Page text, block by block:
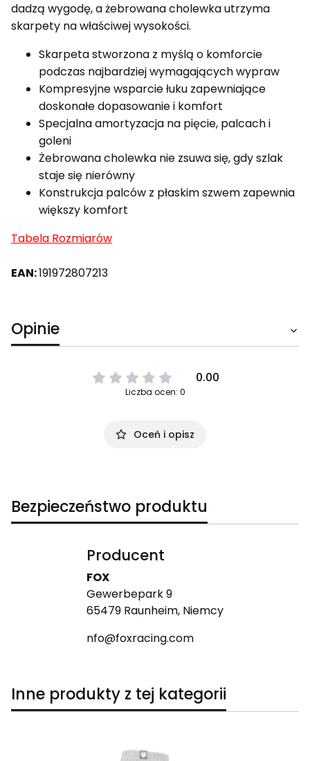
dadzą wygodę, a żebrowana cholewka utrzyma
skarpety na właściwej wysokości.
Skarpeta stworzona z myślą o komforcie
podczas najbardziej wymagających wypraw
Kompresyjne wsparcie łuku zapewniające
doskonałe dopasowanie i komfort
Specjalna amortyzacja na pięcie, palcach i
goleni
Żebrowana cholewka nie zsuwa się, gdy szlak
staje się nierówny
Konstrukcja palców z płaskim szwem zapewnia
większy komfort
Tabela Rozmiarów
EAN:191972807213
Opinie
0.00
Liczba ocen: 0
Oceń i opisz
Bezpieczeństwo produktu
Producent
FOX
Gewerbepark 9
65479 Raunheim, Niemcy
nfo@foxracing.com
Inne produkty z tej kategorii